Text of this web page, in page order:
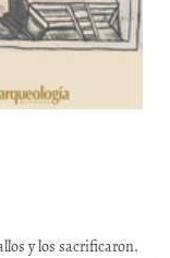
y los sacrificaron.